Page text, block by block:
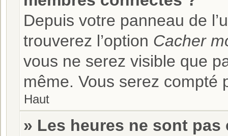
Depuis votre panneau de
trouverez l’option Cacher
vous ne serez visible que
même. Vous serez compté
Haut
» Les heures ne sont pas